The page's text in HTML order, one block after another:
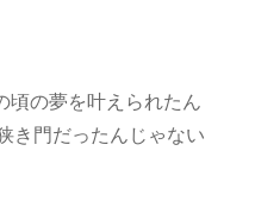
の夢を叶えられたん
き門だったんじゃない